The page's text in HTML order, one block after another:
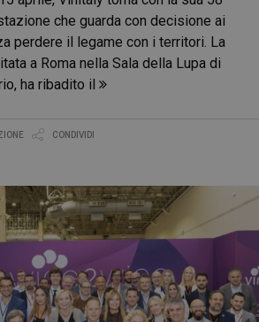
che guarda con decisione ai
perdere il legame con i territori. La
a Roma nella Sala della Lupa di
ha ribadito il
CONDIVIDI